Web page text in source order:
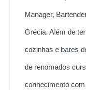
Manager,
Grécia. Além de
cozinhas e bares
de renomados
conhecimento